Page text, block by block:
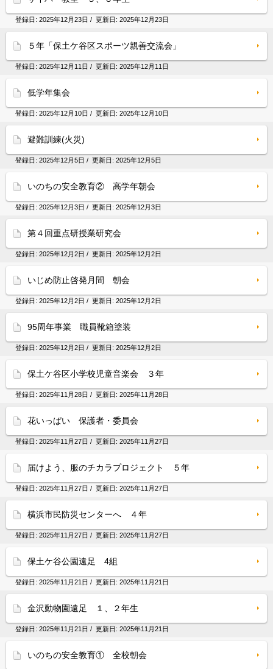
登録日: 2025年12月23日 / 更新日: 2025年12月23日
５年「保土ケ谷区スポーツ親善交流会」
登録日: 2025年12月11日 / 更新日: 2025年12月11日
低学年集会
登録日: 2025年12月10日 / 更新日: 2025年12月10日
避難訓練(火災)
登録日: 2025年12月5日 / 更新日: 2025年12月5日
いのちの安全教育② 高学年朝会
登録日: 2025年12月3日 / 更新日: 2025年12月3日
第４回重点研授業研究会
登録日: 2025年12月2日 / 更新日: 2025年12月2日
いじめ防止啓発月間 朝会
登録日: 2025年12月2日 / 更新日: 2025年12月2日
95周年事業 職員靴箱塗装
登録日: 2025年12月2日 / 更新日: 2025年12月2日
保土ケ谷区小学校児童音楽会 ３年
登録日: 2025年11月28日 / 更新日: 2025年11月28日
花いっぱい 保護者・委員会
登録日: 2025年11月27日 / 更新日: 2025年11月27日
届けよう、服のチカラプロジェクト ５年
登録日: 2025年11月27日 / 更新日: 2025年11月27日
横浜市民防災センターへ ４年
登録日: 2025年11月27日 / 更新日: 2025年11月27日
保土ケ谷公園遠足 4組
登録日: 2025年11月21日 / 更新日: 2025年11月21日
金沢動物園遠足 １、２年生
登録日: 2025年11月21日 / 更新日: 2025年11月21日
いのちの安全教育① 全校朝会